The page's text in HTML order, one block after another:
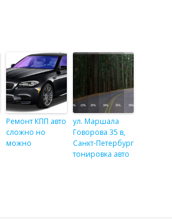
Ремонт КПП авто
сложно но
можно
ул. Маршала
Говорова 35 в,
Санкт-Петербург
тонировка авто